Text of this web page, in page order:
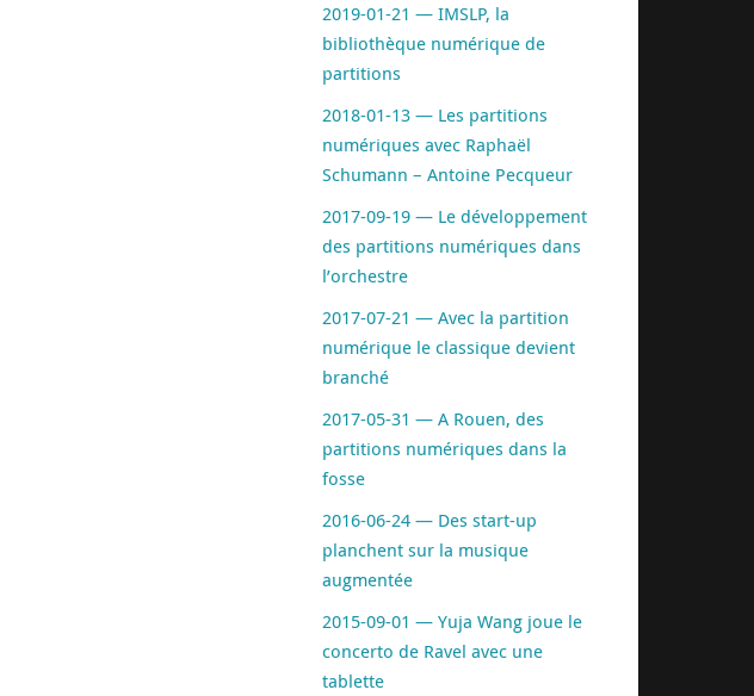
2019-01-21 — IMSLP, la
bibliothèque numérique de
partitions
2018-01-13 — Les partitions
numériques avec Raphaël
Schumann – Antoine Pecqueur
2017-09-19 — Le développement
des partitions numériques dans
l’orchestre
2017-07-21 — Avec la partition
numérique le classique devient
branché
2017-05-31 — A Rouen, des
partitions numériques dans la
fosse
2016-06-24 — Des start-up
planchent sur la musique
augmentée
2015-09-01 — Yuja Wang joue le
concerto de Ravel avec une
tablette